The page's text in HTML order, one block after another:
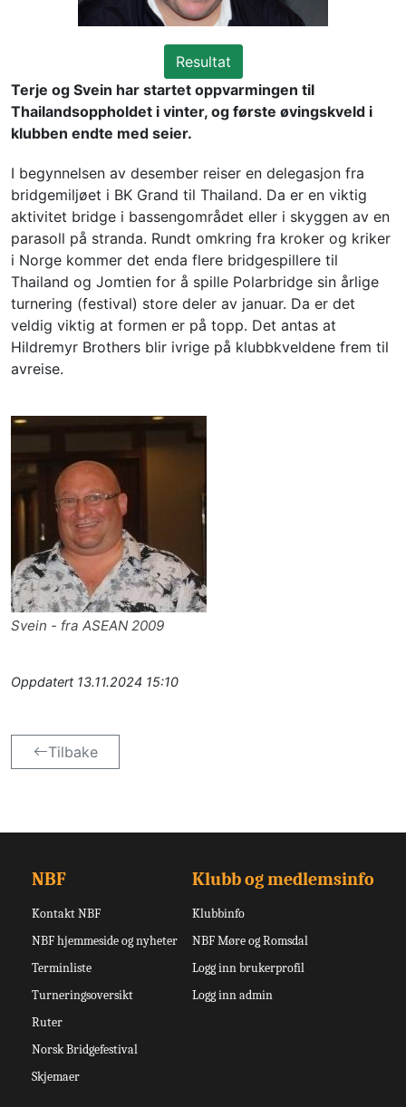
Resultat
Terje og Svein har startet oppvarmingen til
Thailandsoppholdet i vinter, og første øvingskveld i
klubben endte med seier.
I begynnelsen av desember reiser en delegasjon fra
bridgemiljøet i BK Grand til Thailand. Da er en viktig
aktivitet bridge i bassengområdet eller i skyggen av en
parasoll på stranda. Rundt omkring fra kroker og kriker
i Norge kommer det enda flere bridgespillere til
Thailand og Jomtien for å spille Polarbridge sin årlige
turnering (festival) store deler av januar. Da er det
veldig viktig at formen er på topp. Det antas at
Hildremyr Brothers blir ivrige på klubbkveldene frem til
avreise.
Svein - fra ASEAN 2009
Oppdatert 13.11.2024 15:10
Tilbake
NBF
Kontakt NBF
NBF hjemmeside og nyheter
Terminliste
Turneringsoversikt
Ruter
Norsk Bridgefestival
Skjemaer
Klubb og medlemsinfo
Klubbinfo
NBF Møre og Romsdal
Logg inn brukerprofil
Logg inn admin